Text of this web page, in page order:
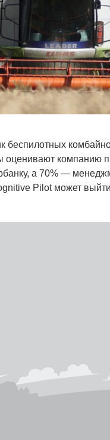
беспилотных
оценивают компанию
а 70% —
Pilot может